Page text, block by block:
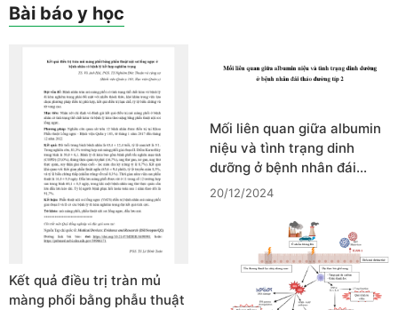
Bài báo y học
Kết quả điều trị tràn mủ
màng phổi bằng phẫu thuật
Mối liên quan giữa albumin
niệu và tình trạng dinh
dưỡng ở bệnh nhân đái…
20/12/2024